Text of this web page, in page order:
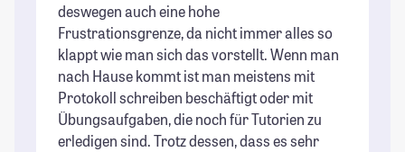
deswegen auch eine hohe
Frustrationsgrenze, da nicht immer alles so
klappt wie man sich das vorstellt. Wenn man
nach Hause kommt ist man meistens mit
Protokoll schreiben beschäftigt oder mit
Übungsaufgaben, die noch für Tutorien zu
erledigen sind. Trotz dessen, dass es sehr